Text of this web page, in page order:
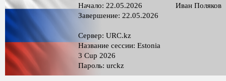
Начало: 22.05.2026
Завершение: 22.05.2026
Сервер: URC.kz
Название сессии: Estonia
3 Cup 2026
Пароль: urckz
Иван Поляков